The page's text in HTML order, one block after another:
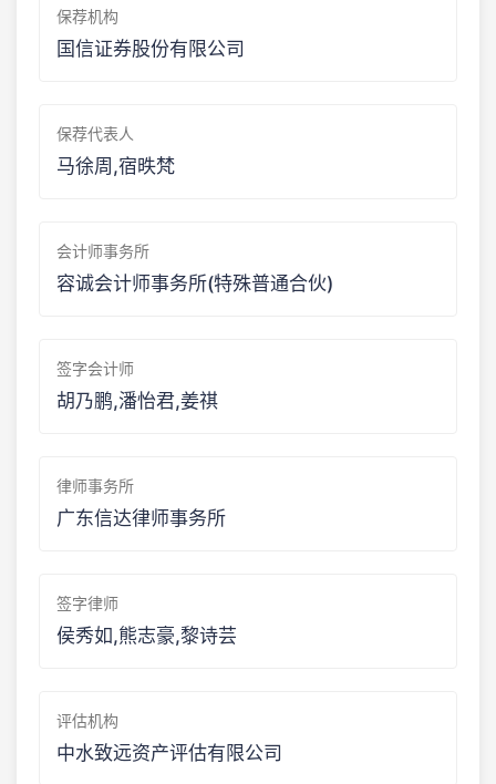
保荐机构
国信证券股份有限公司
保荐代表人
马徐周,宿昳梵
会计师事务所
容诚会计师事务所(特殊普通合伙)
签字会计师
胡乃鹏,潘怡君,姜祺
律师事务所
广东信达律师事务所
签字律师
侯秀如,熊志豪,黎诗芸
评估机构
中水致远资产评估有限公司